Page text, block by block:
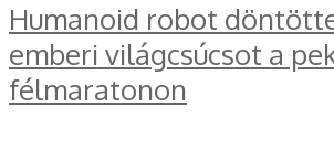
Humanoid robot
emberi világcsúcsot a
félmaratonon